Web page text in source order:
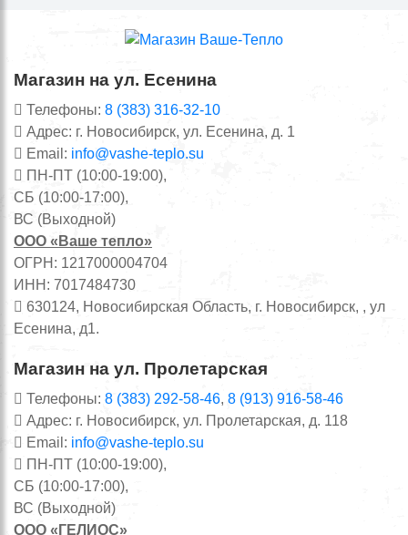
Магазин на ул. Есенина
Телефоны: 8 (383) 316-32-10
Адрес: г. Новосибирск, ул. Есенина, д. 1
Email: info@vashe-teplo.su
ПН-ПТ (10:00-19:00),
СБ (10:00-17:00),
ВС (Выходной)
ООО «Ваше тепло»
ОГРН: 1217000004704
ИНН: 7017484730
630124, Новосибирская Область, г. Новосибирск, , ул
Есенина, д1.
Магазин на ул. Пролетарская
Телефоны: 8 (383) 292-58-46, 8 (913) 916-58-46
Адрес: г. Новосибирск, ул. Пролетарская, д. 118
Email: info@vashe-teplo.su
ПН-ПТ (10:00-19:00),
СБ (10:00-17:00),
ВС (Выходной)
ООО «ГЕЛИОС»